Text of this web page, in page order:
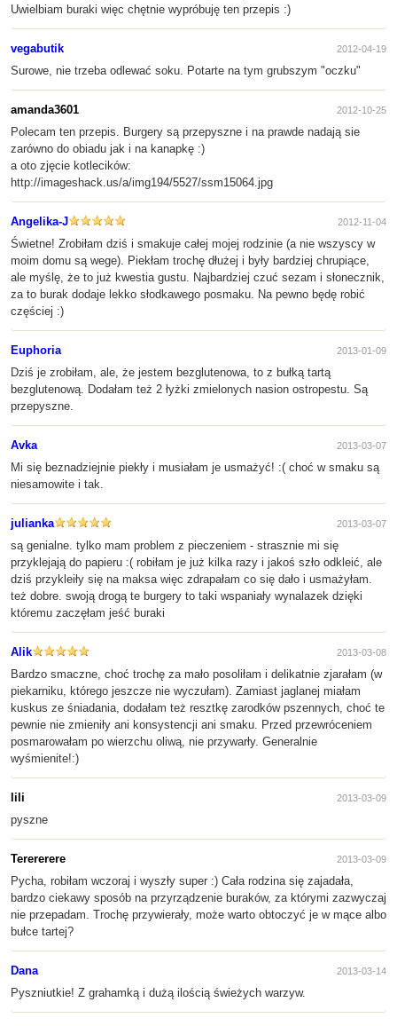
Uwielbiam buraki więc chętnie wypróbuję ten przepis :)
vegabutik 2012-04-19
Surowe, nie trzeba odlewać soku. Potarte na tym grubszym "oczku"
amanda3601 2012-10-25
Polecam ten przepis. Burgery są przepyszne i na prawde nadają sie
zarówno do obiadu jak i na kanapkę :)
a oto zjęcie kotlecików:
http://imageshack.us/a/img194/5527/ssm15064.jpg
Angelika-J 2012-11-04
Świetne! Zrobiłam dziś i smakuje całej mojej rodzinie (a nie wszyscy w
moim domu są wege). Piekłam trochę dłużej i były bardziej chrupiące,
ale myślę, że to już kwestia gustu. Najbardziej czuć sezam i słonecznik,
za to burak dodaje lekko słodkawego posmaku. Na pewno będę robić
częściej :)
Euphoria 2013-01-09
Dziś je zrobiłam, ale, że jestem bezglutenowa, to z bułką tartą
bezglutenową. Dodałam też 2 łyżki zmielonych nasion ostropestu. Są
przepyszne.
Avka 2013-03-07
Mi się beznadziejnie piekły i musiałam je usmażyć! :( choć w smaku są
niesamowite i tak.
julianka 2013-03-07
są genialne. tylko mam problem z pieczeniem - strasznie mi się
przyklejają do papieru :( robiłam je już kilka razy i jakoś szło odkleić, ale
dziś przykleiły się na maksa więc zdrapałam co się dało i usmażyłam.
też dobre. swoją drogą te burgery to taki wspaniały wynalazek dzięki
któremu zaczęłam jeść buraki
Alik 2013-03-08
Bardzo smaczne, choć trochę za mało posoliłam i delikatnie zjarałam (w
piekarniku, którego jeszcze nie wyczułam). Zamiast jaglanej miałam
kuskus ze śniadania, dodałam też resztkę zarodków pszennych, choć te
pewnie nie zmieniły ani konsystencji ani smaku. Przed przewróceniem
posmarowałam po wierzchu oliwą, nie przywarły. Generalnie
wyśmienite!:)
lili 2013-03-09
pyszne
Terererere 2013-03-09
Pycha, robiłam wczoraj i wyszły super :) Cała rodzina się zajadała,
bardzo ciekawy sposób na przyrządzenie buraków, za którymi zazwyczaj
nie przepadam. Trochę przywierały, może warto obtoczyć je w mące albo
bułce tartej?
Dana 2013-03-14
Pyszniutkie! Z grahamką i dużą ilością świeżych warzyw.